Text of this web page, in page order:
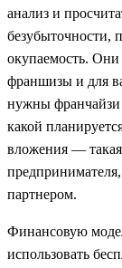
анализ и
безубыточности,
окупаемость. Они
франшизы и для
нужны франчайзи
какой
вложения —
партнером.
Финансовую
использовать